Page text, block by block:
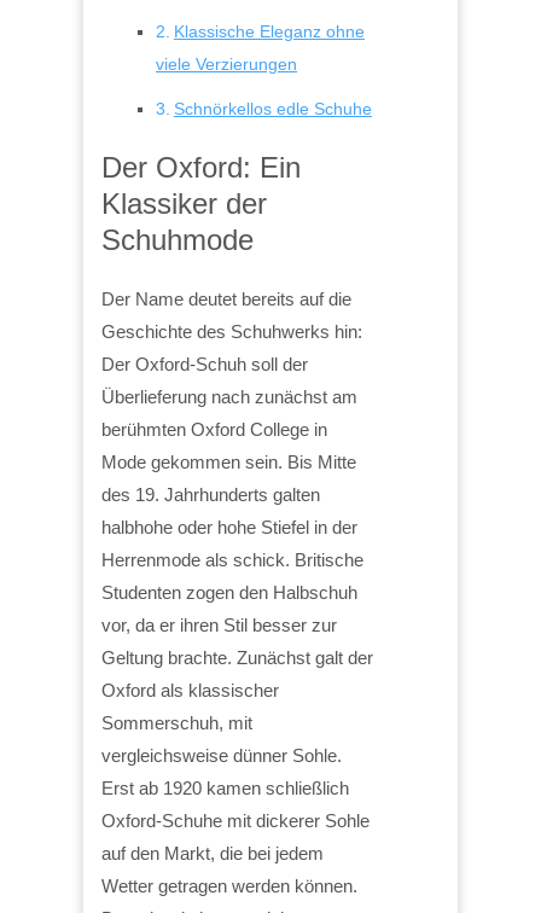
Klassische Eleganz ohne
viele Verzierungen
Schnörkellos edle Schuhe
Der Oxford: Ein
Klassiker der
Schuhmode
Der Name deutet bereits auf die
Geschichte des Schuhwerks hin:
Der Oxford-Schuh soll der
Überlieferung nach zunächst am
berühmten Oxford College in
Mode gekommen sein. Bis Mitte
des 19. Jahrhunderts galten
halbhohe oder hohe Stiefel in der
Herrenmode als schick. Britische
Studenten zogen den Halbschuh
vor, da er ihren Stil besser zur
Geltung brachte. Zunächst galt der
Oxford als klassischer
Sommerschuh, mit
vergleichsweise dünner Sohle.
Erst ab 1920 kamen schließlich
Oxford-Schuhe mit dickerer Sohle
auf den Markt, die bei jedem
Wetter getragen werden können.